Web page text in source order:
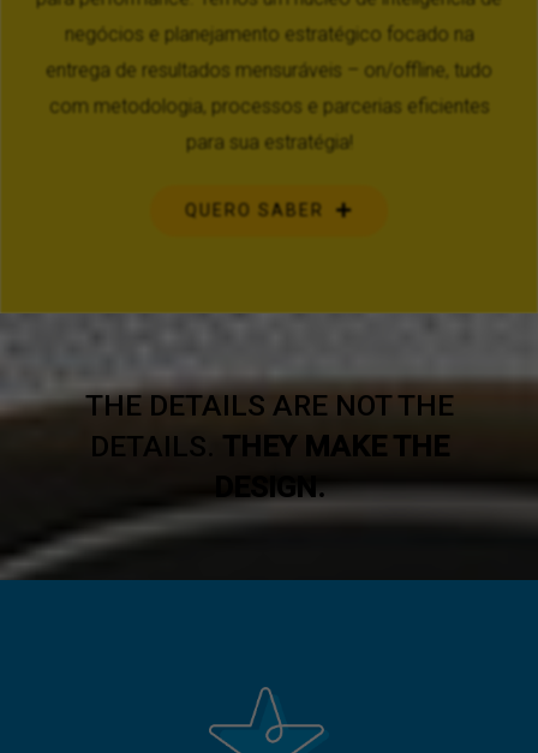
negócios e planejamento estratégico focado na
entrega de resultados mensuráveis – on/offline, tudo
com metodologia, processos e parcerias eficientes
para sua estratégia!
QUERO SABER
THE DETAILS ARE NOT THE
DETAILS. THEY MAKE THE
DESIGN.